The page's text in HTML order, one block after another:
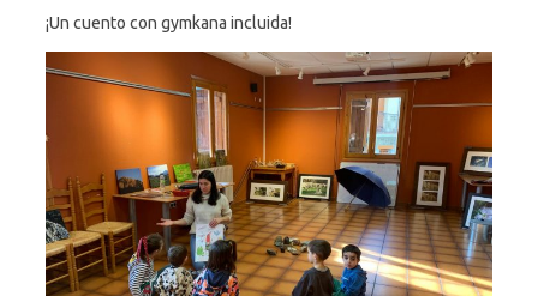
¡Un cuento con gymkana incluida!